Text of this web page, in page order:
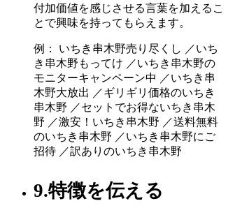
付加価値を感じさせる言葉を加えるこ
とで興味を持ってもらえます。
例： いちき串木野売り尽くし ／いち
き串木野もってけ ／いちき串木野の
モニターキャンペーン中 ／いちき串
木野大放出 ／ギリギリ価格のいちき
串木野 ／セットでお得ないちき串木
野 ／激安！いちき串木野 ／送料無料
のいちき串木野 ／いちき串木野にご
招待 ／訳ありのいちき串木野
9.特徴を伝える